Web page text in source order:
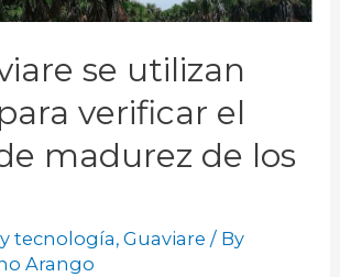
se utilizan
verificar el
madurez de los
tecnología,Guaviare / By
Arango